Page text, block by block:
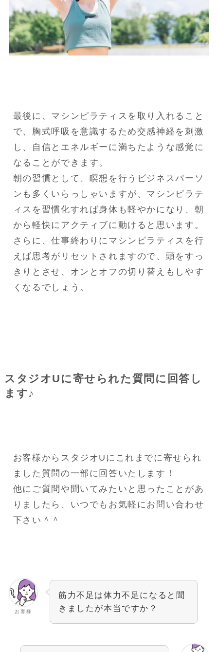
最後に、マシンピラティスを取り入れること
で、胸式呼吸を意識するため交感神経を刺激
し、自信とエネルギーに満ちたような感覚に
なることができます。
朝の習慣として、瞑想を行うビジネスパーソ
ンも多くいらっしゃいますが、マシンピラテ
ィスを習慣化すれば身体も軽やかになり、朝
から軽快にアクティブに動けると思います。
さらに、仕事終わりにマシンピラティスを行
えば思考がリセットされますので、頭をすっ
きりとさせ、オンとオフの切り替えもしやす
くなるでしょう。
スタジオUに寄せられた質問に回答し
ます♪
お客様からスタジオUにこれまでに寄せられ
ました質問の一部に回答いたします！
他にご質問や聞いてみたいと思ったことがあ
りましたら、いつでもお気軽にお問い合わせ
下さい＾＾
お客様
筋力不足は体力不足になると聞
きましたが本当ですか？